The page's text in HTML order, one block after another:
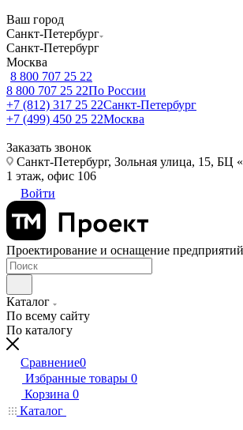
Ваш город
Санкт-Петербург
Санкт-Петербург
Москва
8 800 707 25 22
8 800 707 25 22По России
+7 (812) 317 25 22Санкт-Петербург
+7 (499) 450 25 22Москва
Заказать звонок
Санкт-Петербург, Зольная улица, 15, БЦ
1 этаж, офис 106
Войти
Проектирование и оснащение
Каталог
По всему сайту
По каталогу
Сравнение0
Избранные товары 0
Корзина 0
Каталог